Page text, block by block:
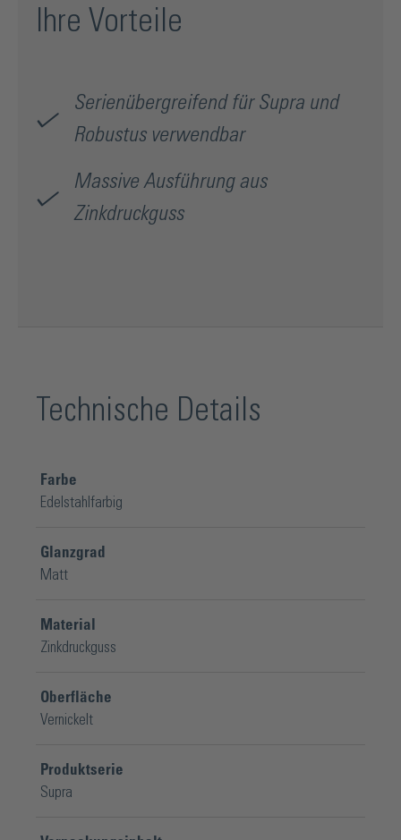
Ihre Vorteile
Serienübergreifend für Supra und
Robustus verwendbar
Massive Ausführung aus
Zinkdruckguss
Technische Details
Farbe
Edelstahlfarbig
Glanzgrad
Matt
Material
Zinkdruckguss
Oberfläche
Vernickelt
Produktserie
Supra